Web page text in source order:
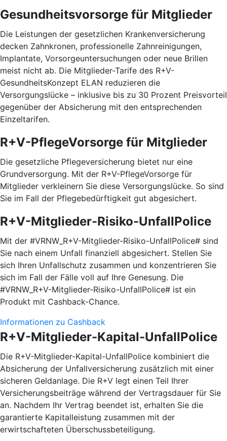
Gesundheitsvorsorge für Mitglieder
Die Leistungen der gesetzlichen Krankenversicherung
decken Zahnkronen, professionelle Zahnreinigungen,
Implantate, Vorsorgeuntersuchungen oder neue Brillen
meist nicht ab. Die Mitglieder-Tarife des R+V-
GesundheitsKonzept ELAN reduzieren die
Versorgungslücke – inklusive bis zu 30 Prozent Preis­vorteil
gegenüber der Absicherung mit den entspre­chenden
Einzel­tarifen.
R+V-PflegeVorsorge für Mitglieder
Die gesetzliche Pflegeversicherung bietet nur eine
Grundversorgung. Mit der R+V-PflegeVorsorge für
Mitglieder verkleinern Sie diese Versorgungslücke. So sind
Sie im Fall der Pflegebedürftigkeit gut abgesichert.
R+V-Mitglieder-Risiko-UnfallPolice
Mit der #VRNW_R+V-Mitglieder-Risiko-UnfallPolice# sind
Sie nach einem Unfall finanziell abgesichert. Stellen Sie
sich Ihren Unfallschutz zusammen und konzentrieren Sie
sich im Fall der Fälle voll auf Ihre Genesung. Die
#VRNW_R+V-Mitglieder-Risiko-UnfallPolice# ist ein
Produkt mit Cashback-Chance.
Informationen zu Cashback
R+V-Mitglieder-Kapital-UnfallPolice
Die R+V-Mitglieder-Kapital-UnfallPolice kombiniert die
Absicherung der Unfallversicherung zusätzlich mit einer
sicheren Geldanlage. Die R+V legt einen Teil Ihrer
Versicherungsbeiträge während der Vertragsdauer für Sie
an. Nachdem Ihr Vertrag beendet ist, erhalten Sie die
garantierte Kapitalleistung zusammen mit der
erwirtschafteten Überschussbeteiligung.